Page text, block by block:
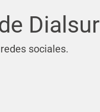
Dialsur
sociales.